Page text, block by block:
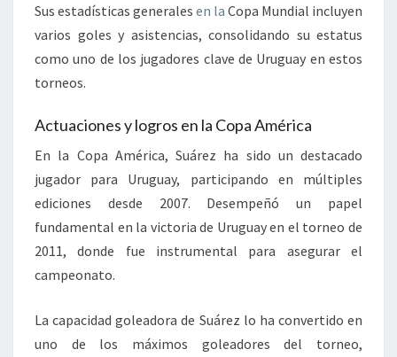
Sus estadísticas generales en la Copa Mundial incluyen
varios goles y asistencias, consolidando su estatus
como uno de los jugadores clave de Uruguay en estos
torneos.
Actuaciones y logros en la Copa América
En la Copa América, Suárez ha sido un destacado
jugador para Uruguay, participando en múltiples
ediciones desde 2007. Desempeñó un papel
fundamental en la victoria de Uruguay en el torneo de
2011, donde fue instrumental para asegurar el
campeonato.
La capacidad goleadora de Suárez lo ha convertido en
uno de los máximos goleadores del torneo,